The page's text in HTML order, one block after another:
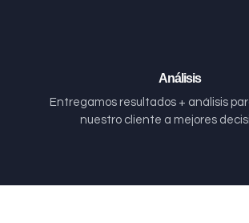
Análisis
Entregamos resultados + análisis
nuestro cliente a mejores